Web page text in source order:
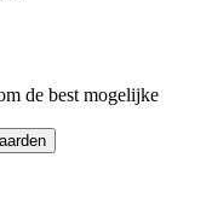
de best mogelijke